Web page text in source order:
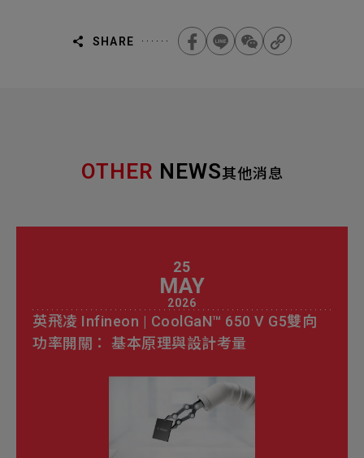
SHARE
OTHER NEWS其他消息
25
MAY
2026
英飛凌 Infineon | CoolGaN™ 650 V G5雙向
功率開關： 基本原理與設計考量